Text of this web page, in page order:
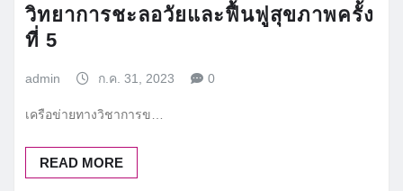
วิทยาการชะลอวัยและฟื้นฟูสุขภาพครั้ง
ที่ 5
admin ก.ค. 31, 2023 0
เครือข่ายทางวิชาการข…
READ MORE